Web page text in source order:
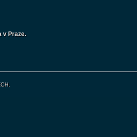
v Praze.